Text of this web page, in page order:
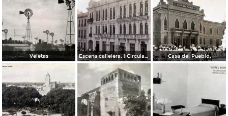
Veletas Escena callejera. ( Circulada el 24 de Febrero de 1910 ). Casa del Pueblo.